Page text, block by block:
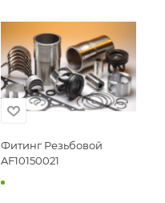
Фитинг Резьбовой
AF10150021